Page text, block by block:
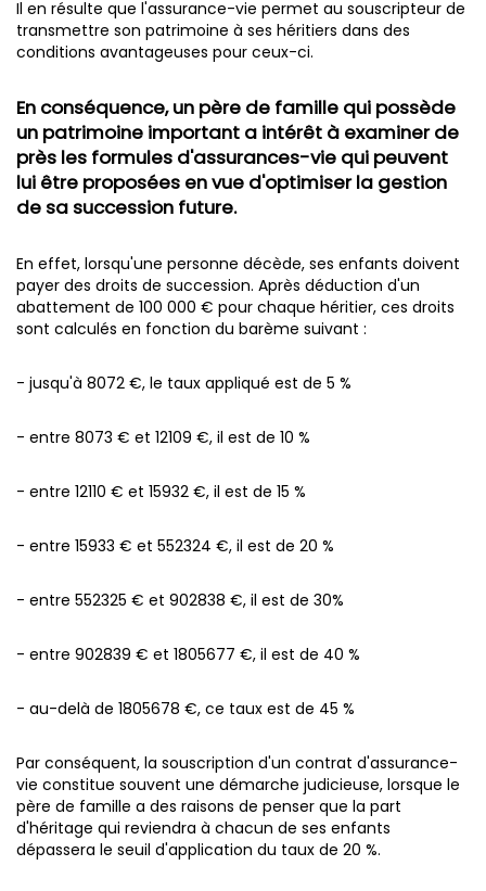
Il en résulte que l'assurance-vie permet au souscripteur de
transmettre son patrimoine à ses héritiers dans des
conditions avantageuses pour ceux-ci.
En conséquence, un père de famille qui possède
un patrimoine important a intérêt à examiner de
près les formules d'assurances-vie qui peuvent
lui être proposées en vue d'optimiser la gestion
de sa succession future.
En effet, lorsqu'une personne décède, ses enfants doivent
payer des droits de succession. Après déduction d'un
abattement de 100 000 € pour chaque héritier, ces droits
sont calculés en fonction du barème suivant :
- jusqu'à 8072 €, le taux appliqué est de 5 %
- entre 8073 € et 12109 €, il est de 10 %
- entre 12110 € et 15932 €, il est de 15 %
- entre 15933 € et 552324 €, il est de 20 %
- entre 552325 € et 902838 €, il est de 30%
- entre 902839 € et 1805677 €, il est de 40 %
- au-delà de 1805678 €, ce taux est de 45 %
Par conséquent, la souscription d'un contrat d'assurance-
vie constitue souvent une démarche judicieuse, lorsque le
père de famille a des raisons de penser que la part
d'héritage qui reviendra à chacun de ses enfants
dépassera le seuil d'application du taux de 20 %.